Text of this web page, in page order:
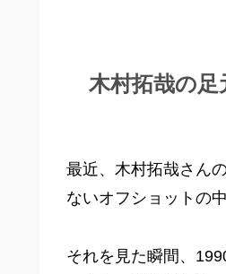
木村拓哉の
最近、木村拓哉さん
ないオフショットの
それを見た瞬間、